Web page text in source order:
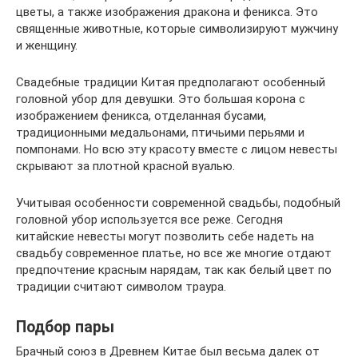
цветы, а также изображения дракона и феникса. Это
священные животные, которые символизируют мужчину
и женщину.
Свадебные традиции Китая предполагают особенный
головной убор для девушки. Это большая корона с
изображением феникса, отделанная бусами,
традиционными медальонами, птичьими перьями и
помпонами. Но всю эту красоту вместе с лицом невесты
скрывают за плотной красной вуалью.
Учитывая особенности современной свадьбы, подобный
головной убор используется все реже. Сегодня
китайские невесты могут позволить себе надеть на
свадьбу современное платье, но все же многие отдают
предпочтение красным нарядам, так как белый цвет по
традиции считают символом траура.
Подбор пары
Брачный союз в Древнем Китае был весьма далек от